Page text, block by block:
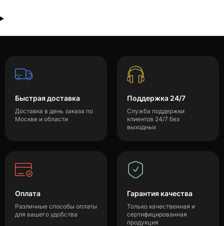
Быстрая доставка
Доставка в день заказа по
Москве и области
Поддержка 24/7
Служба поддержки
клиентов 24/7 без
выходных
Оплата
Различные способы оплаты
для вашего удобства
Гарантия качества
Только качественная и
сертифицированная
продукция